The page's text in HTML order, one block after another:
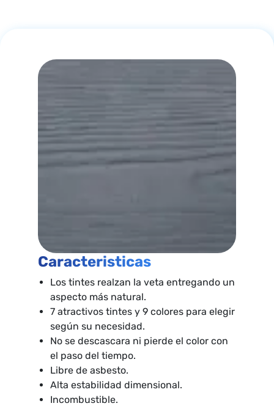
Caracteristicas
Los tintes realzan la veta entregando un
aspecto más natural.
7 atractivos tintes y 9 colores para elegir
según su necesidad.
No se descascara ni pierde el color con
el paso del tiempo.
Libre de asbesto.
Alta estabilidad dimensional.
Incombustible.